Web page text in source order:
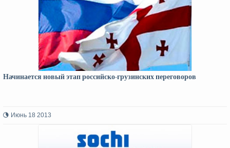
Начинается новый этап российско-грузинских переговоров
Июнь 18 2013